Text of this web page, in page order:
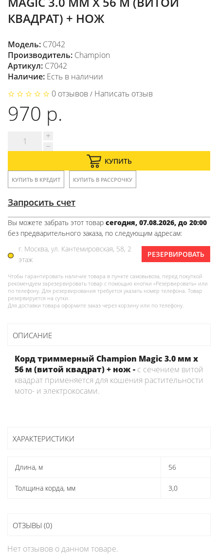
КВАДРАТ) + НОЖ
Модель: C7042
Производитель: Champion
Артикул: C7042
Наличие: Есть в наличии
0 отзывов / Написать отзыв
970 р.
КУПИТЬ
КУПИТЬ В КРЕДИТ КУПИТЬ В РАССРОЧКУ
Запросить счет
Вы можете забрать этот товар сегодня, 07.08.2026, до 20:00
без предварительного заказа, по следующим адресам:
г. Москва, ул. Кантемировская, 58, 2
этаж
РЕЗЕРВИРОВАТЬ
Чтобы гарантировать наличие товара в пункте самовывоза, перед покупкой
рекомендуем зарезервировать товар с помощью кнопки «Резервировать» или
по телефону. Для резервирования требуется указать номер телефона. Товар
резервируется на сутки.
Для доставки товара оформите заказ через корзину или по телефону.
ОПИСАНИЕ
Корд триммерный Champion Magic 3.0 мм х
56 м (витой квадрат) + нож - с сечением витой
квадрат применяется для кошения растительности
мото- и электрокосами.
ХАРАКТЕРИСТИКИ
Длина, м 56
Толщина корда, мм 3,0
ОТЗЫВЫ (0)
Нет отзывов о данном товаре.